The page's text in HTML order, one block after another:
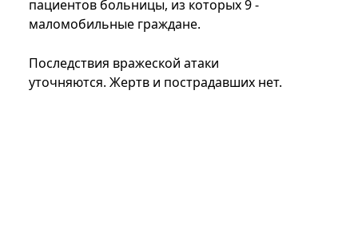
пациентов больницы, из которых 9 -
маломобильные граждане.
Последствия вражеской атаки
уточняются. Жертв и пострадавших нет.